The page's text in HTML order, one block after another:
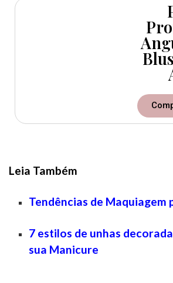
Leia Também
Tendências de Maquiagem
7 estilos de unhas
sua Manicure